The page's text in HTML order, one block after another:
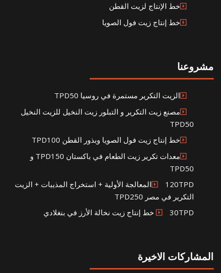
خط الإنتاج لزيت القطن
خط إنتاج زيت فول الصويا
مشروعنا
الزيت التكرير مستمرة في روسيا TPD50
مصنع زيت التكرير و التبلور زيت النخيل للزيت النخيل
TPD50
خط إنتاج زيت فول الصويا وبذور القطن TPD100
معدات تكرير زيت الطعام في باكستان TPD150 و
TPD50
120TPDالمعالجة الأولية + استخراج المذيبات + الزيت
التكرير في مصر TPD250
30TPD خط إنتاج زيت نخالة الأرز في بنغلادي
المشاركات الاخيرة